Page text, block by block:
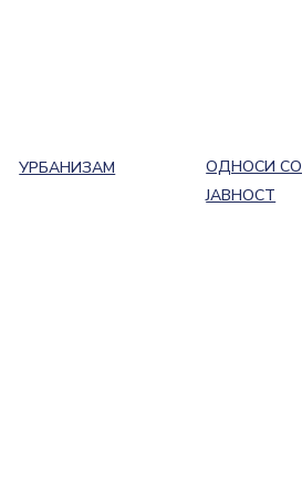
УРБАНИЗАМ
ОДНОСИ СО
ЈАВНОСТ